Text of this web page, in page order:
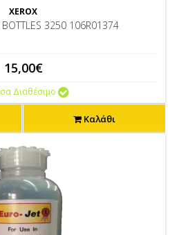
XEROX
3250 106R01374
15,00€
Διαθέσιμο
Καλάθι